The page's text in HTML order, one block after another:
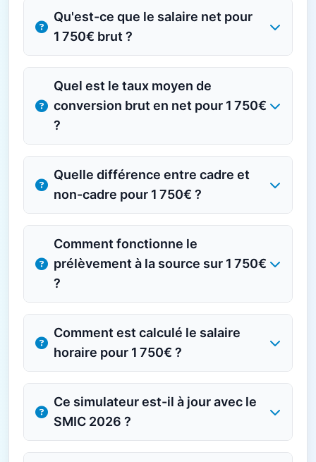
Qu'est-ce que le salaire net pour
1 750€ brut ?
Quel est le taux moyen de
conversion brut en net pour 1 750€
?
Quelle différence entre cadre et
non-cadre pour 1 750€ ?
Comment fonctionne le
prélèvement à la source sur 1 750€
?
Comment est calculé le salaire
horaire pour 1 750€ ?
Ce simulateur est-il à jour avec le
SMIC 2026 ?